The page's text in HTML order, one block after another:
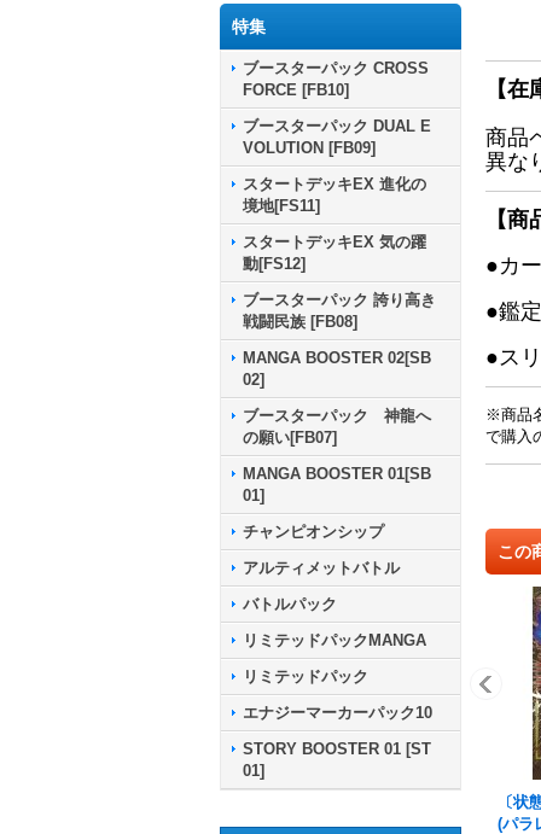
特集
ブースターパック CROSS
FORCE [FB10]
ブースターパック DUAL E
VOLUTION [FB09]
スタートデッキEX 進化の
境地[FS11]
スタートデッキEX 気の躍
動[FS12]
ブースターパック 誇り高き
戦闘民族 [FB08]
MANGA BOOSTER 02[SB
02]
ブースターパック 神龍へ
の願い[FB07]
MANGA BOOSTER 01[SB
01]
チャンピオンシップ
アルティメットバトル
バトルパック
リミテッドパックMANGA
リミテッドパック
エナジーマーカーパック10
STORY BOOSTER 01 [ST
01]
【
商品
異な
【
●カ
●鑑
●ス
※商品
で購入
この
〔状
(パラ